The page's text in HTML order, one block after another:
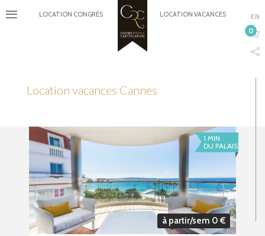
LOCATION CONGRÈS LOCATION VACANCES EN
0
Location vacances Cannes
1 MIN
DU PALAIS
à partir/sem 0 €